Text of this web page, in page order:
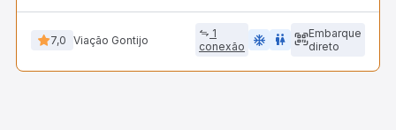
7,0 Viação Gontijo
1
conexão
ac_unit wc
Embarque
direto